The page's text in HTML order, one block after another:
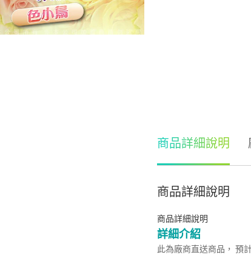
商品詳細說明
商品詳細說明
商品詳細說明
詳細介紹
此為廠商直送商品， 預